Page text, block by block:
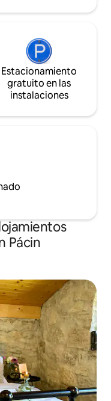
Estacionamiento
gratuito en las
instalaciones
Pácin